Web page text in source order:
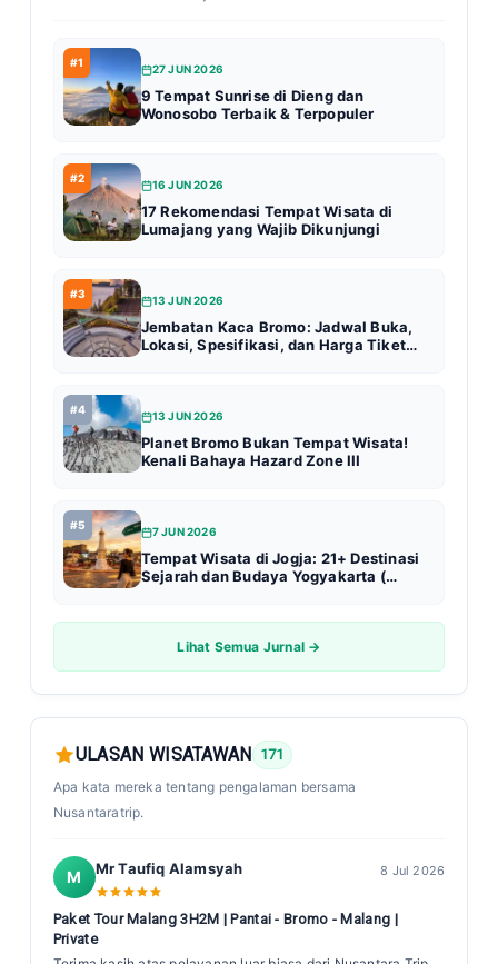
#1
27 JUN 2026
9 Tempat Sunrise di Dieng dan
Wonosobo Terbaik & Terpopuler
#2
16 JUN 2026
17 Rekomendasi Tempat Wisata di
Lumajang yang Wajib Dikunjungi
#3
13 JUN 2026
Jembatan Kaca Bromo: Jadwal Buka,
Lokasi, Spesifikasi, dan Harga Tiket
#4
13 JUN 2026
Planet Bromo Bukan Tempat Wisata!
Kenali Bahaya Hazard Zone III
#5
7 JUN 2026
Tempat Wisata di Jogja: 21+ Destinasi
Sejarah dan Budaya Yogyakarta (
Lihat Semua Jurnal →
ULASAN WISATAWAN 171
Apa kata mereka tentang pengalaman bersama
Nusantaratrip.
M Mr Taufiq Alamsyah 8 Jul 2026
Paket Tour Malang 3H2M | Pantai - Bromo - Malang |
Private